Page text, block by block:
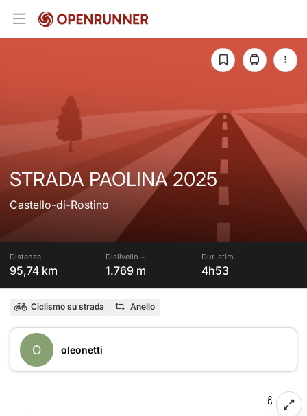
STRADA PAOLINA 2025
Castello-di-Rostino
Distanza
95,74 km
Dislivello +
1.769 m
Dur. stim.
4h53
Ciclismo su strada Anello
O oleonetti